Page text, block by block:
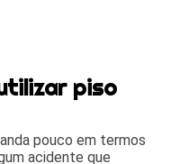
piso
pouco em termos
acidente que